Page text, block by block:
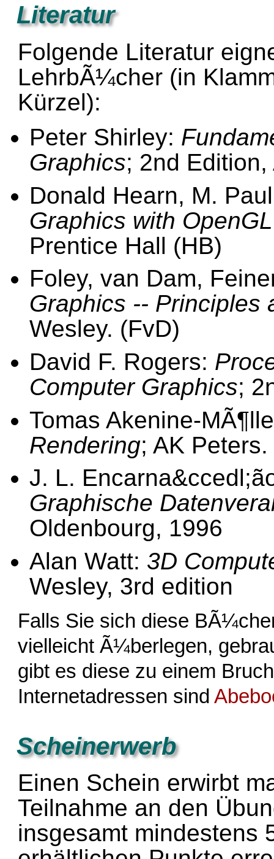
Literatur
Folgende Literatur
LehrbÃ¼cher (in
Kürzel):
Peter Shirley:
Graphics; 2nd
Donald Hearn, M.
Graphics with OpenGL
Prentice Hall (HB)
Foley, van Dam,
Graphics -- Principles
Wesley. (FvD)
David F. Rogers:
Computer Graphics;
Tomas Akenine-
Rendering; AK
J. L.
Graphische
Oldenbourg, 1996
Alan Watt: 3D
Wesley, 3rd edition
Falls Sie sich diese
vielleicht Ã¼berlegen,
gibt es diese zu einem
Internetadressen sind
Scheinerwerb
Einen Schein erwirbt
Teilnahme an den
insgesamt mindestens